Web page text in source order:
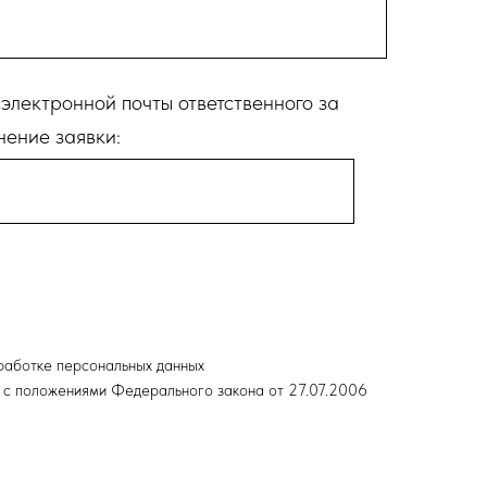
почты ответственного за
заявки:
персональных данных
с положениями Федерального закона от 27.07.2006